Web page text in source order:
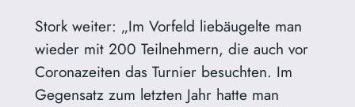
Stork weiter: „Im Vorfeld liebäugelte man
wieder mit 200 Teilnehmern, die auch vor
Coronazeiten das Turnier besuchten. Im
Gegensatz zum letzten Jahr hatte man